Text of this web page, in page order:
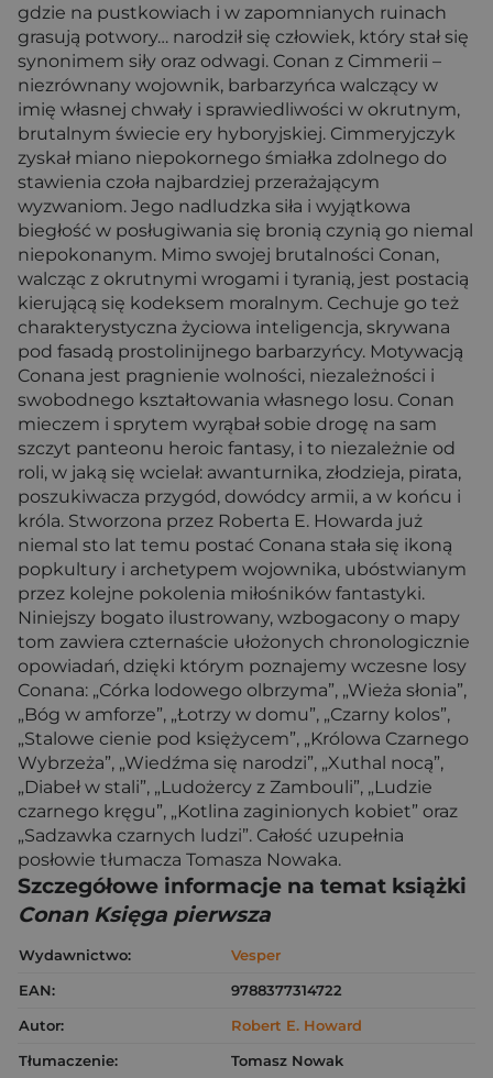
gdzie na pustkowiach i w zapomnianych ruinach
grasują potwory… narodził się człowiek, który stał się
synonimem siły oraz odwagi. Conan z Cimmerii –
niezrównany wojownik, barbarzyńca walczący w
imię własnej chwały i sprawiedliwości w okrutnym,
brutalnym świecie ery hyboryjskiej. Cimmeryjczyk
zyskał miano niepokornego śmiałka zdolnego do
stawienia czoła najbardziej przerażającym
wyzwaniom. Jego nadludzka siła i wyjątkowa
biegłość w posługiwania się bronią czynią go niemal
niepokonanym. Mimo swojej brutalności Conan,
walcząc z okrutnymi wrogami i tyranią, jest postacią
kierującą się kodeksem moralnym. Cechuje go też
charakterystyczna życiowa inteligencja, skrywana
pod fasadą prostolinijnego barbarzyńcy. Motywacją
Conana jest pragnienie wolności, niezależności i
swobodnego kształtowania własnego losu. Conan
mieczem i sprytem wyrąbał sobie drogę na sam
szczyt panteonu heroic fantasy, i to niezależnie od
roli, w jaką się wcielał: awanturnika, złodzieja, pirata,
poszukiwacza przygód, dowódcy armii, a w końcu i
króla. Stworzona przez Roberta E. Howarda już
niemal sto lat temu postać Conana stała się ikoną
popkultury i archetypem wojownika, ubóstwianym
przez kolejne pokolenia miłośników fantastyki.
Niniejszy bogato ilustrowany, wzbogacony o mapy
tom zawiera czternaście ułożonych chronologicznie
opowiadań, dzięki którym poznajemy wczesne losy
Conana: „Córka lodowego olbrzyma”, „Wieża słonia”,
„Bóg w amforze”, „Łotrzy w domu”, „Czarny kolos”,
„Stalowe cienie pod księżycem”, „Królowa Czarnego
Wybrzeża”, „Wiedźma się narodzi”, „Xuthal nocą”,
„Diabeł w stali”, „Ludożercy z Zambouli”, „Ludzie
czarnego kręgu”, „Kotlina zaginionych kobiet” oraz
„Sadzawka czarnych ludzi”. Całość uzupełnia
posłowie tłumacza Tomasza Nowaka.
Szczegółowe informacje na temat książki
Conan Księga pierwsza
Wydawnictwo:
Vesper
EAN:
9788377314722
Autor:
Robert E. Howard
Tłumaczenie:
Tomasz Nowak